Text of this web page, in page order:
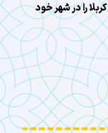
را در شهر خود